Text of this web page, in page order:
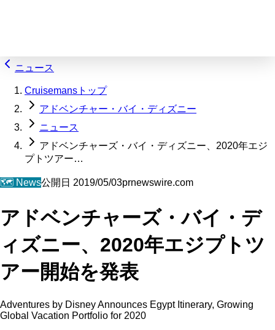
ニュース
Cruisemansトップ
アドベンチャー・バイ・ディズニー
ニュース
アドベンチャーズ・バイ・ディズニー、2020年エジ
プトツアー…
🗺️ News公開日 2019/05/03prnewswire.com
アドベンチャーズ・バイ・デ
ィズニー、2020年エジプトツ
アー開始を発表
Adventures by Disney Announces Egypt Itinerary, Growing
Global Vacation Portfolio for 2020